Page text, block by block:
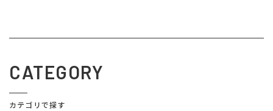
CATEGORY
カテゴリで探す